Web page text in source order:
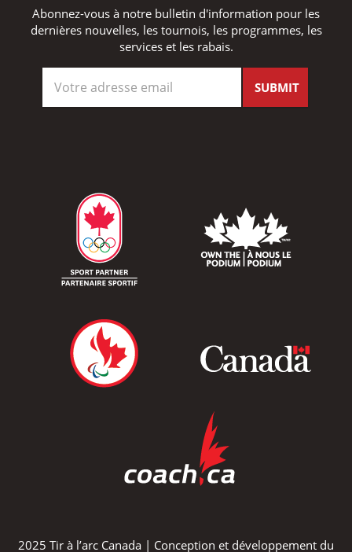
Abonnez-vous à notre bulletin d'information pour les
dernières nouvelles, les tournois, les programmes, les
services et les rabais.
2025 Tir à l’arc Canada | Conception et développement du